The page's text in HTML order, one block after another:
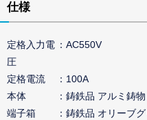
仕様
定格入力電
圧
AC550V
定格電流
100A
本体
鋳鉄品 アルミ鋳
端子箱
鋳鉄品 オリーブ